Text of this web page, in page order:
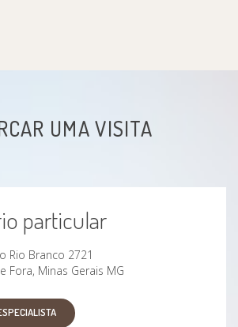
tecnológica
pós-parto
UMA VISITA
particular
Rio Branco 2721
Fora, Minas Gerais MG